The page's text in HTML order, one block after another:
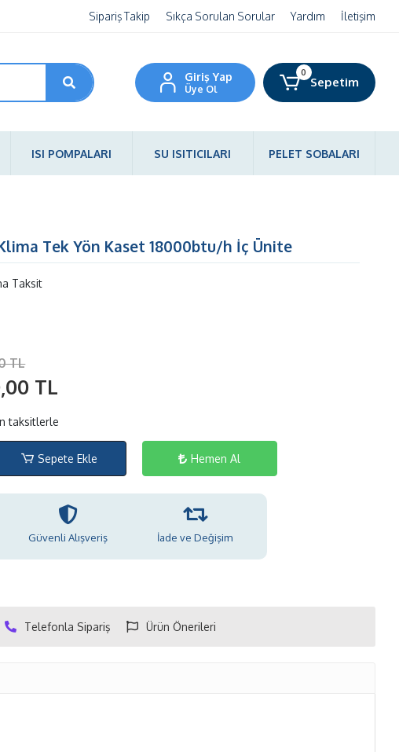
Sipariş Takip Sıkça Sorulan Sorular Yardım İletişim
Giriş Yap
Üye Ol
0
Sepetim
ISI POMPALARI SU ISITICILARI PELET SOBALARI
Tek Yön Kaset 18000btu/h İç Ünite
Taksit
TL
TL
taksitlerle
Sepete Ekle Hemen Al
Güvenli Alışveriş İade ve Değişim
Telefonla Sipariş Ürün Önerileri